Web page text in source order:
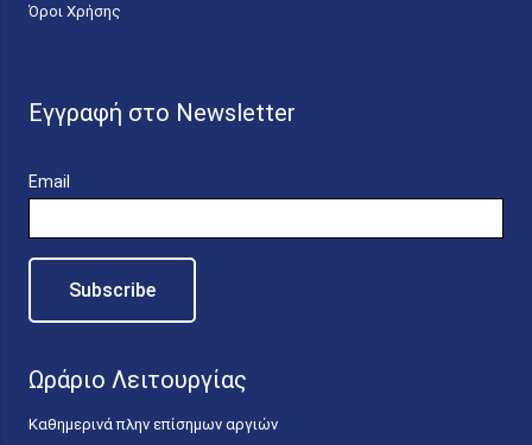
Όροι Χρήσης
Εγγραφή στο Newsletter
Email
Ωράριο Λειτουργίας
Καθημερινά πλην επίσημων αργιών